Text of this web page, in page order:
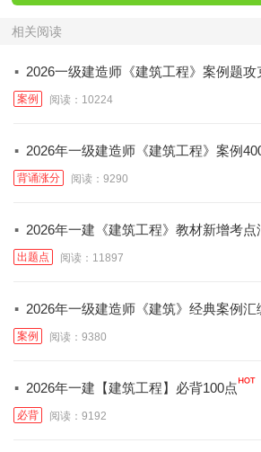
相关阅读
· 2026一级建造师《建筑工程》案例题攻
案例 阅读：10224
· 2026年一级建造师《建筑工程》案例
背诵涨分 阅读：9290
· 2026年一建《建筑工程》教材新增考点
出题点 阅读：11897
· 2026年一级建造师《建筑》经典案例汇
案例 阅读：9380
· 2026年一建【建筑工程】必背100点
必背 阅读：9192